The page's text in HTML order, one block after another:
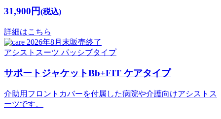
31,900円(税込)
詳細はこちら
2026年8月末販売終了
アシストスーツ パッシブタイプ
サポートジャケットBb+FIT ケアタイプ
介助用フロントカバーを付属した病院や介護向けアシストス
ーツです。